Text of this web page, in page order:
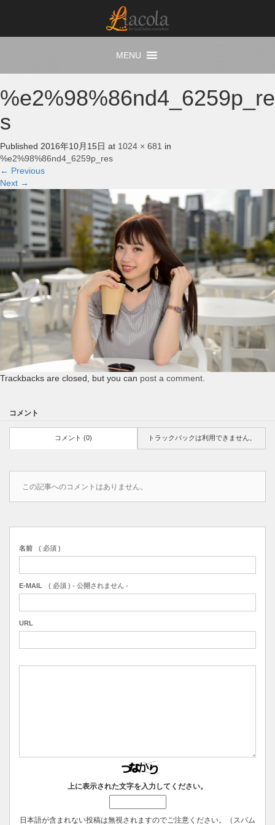
%e2%98%86nd4_6259p_re
s
Published 2016年10月15日 at 1024 × 681 in
%e2%98%86nd4_6259p_res
← Previous
Next →
Trackbacks are closed, but you can post a comment
コメント
コメント (0) トラックバックは利用できません。
この記事へのコメントはありません。
名前 ( 必須 )
E-MAIL ( 必須 ) - 公開されません -
URL
上に表示された文字を入力してください。
日本語が含まれない投稿は無視されますのでご注意ください。（スパム